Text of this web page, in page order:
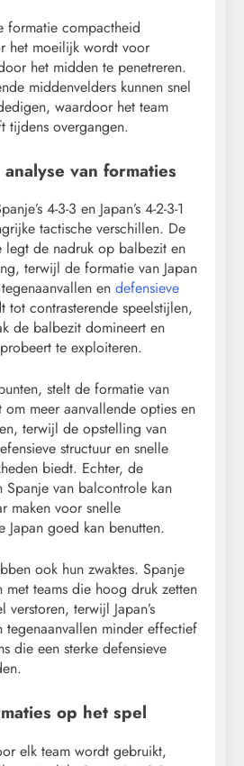
formatie compactheid
het moeilijk wordt voor
het midden te penetreren.
middenvelders kunnen snel
waardoor het team
tijdens overgangen.
van formaties
4-3-3 en Japan’s 4-2-3-1
tactische verschillen. De
legt de nadruk op balbezit en
terwijl de formatie van Japan
en defensieve
tot contrasterende speelstijlen,
de balbezit domineert en
te exploiteren.
stelt de formatie van
om meer aanvallende opties en
terwijl de opstelling van
structuur en snelle
biedt. Echter, de
Spanje van balcontrole kan
maken voor snelle
Japan goed kan benutten.
ook hun zwaktes. Spanje
met teams die hoog druk zetten
terwijl Japan’s
tegenaanvallen minder effectief
die een sterke defensieve
op het spel
elk team wordt gebruikt,